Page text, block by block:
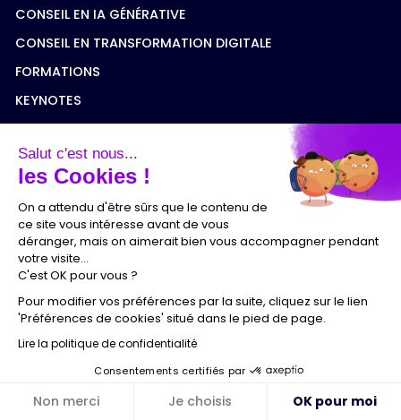
CONSEIL EN IA GÉNÉRATIVE
CONSEIL EN TRANSFORMATION DIGITALE
FORMATIONS
KEYNOTES
LEARNING EXPEDITIONS
ÉVÉNEMENTS
DEVENIR PARTENAIRE
CONTACT
CONTACT@HUBINSTITUTE.COM
MEDIA KIT
À PROPOS
BROCHURE (PDF)
NOTRE ÉQUIPE
Salut c'est nous...
les Cookies !
On a attendu d'être sûrs que le contenu de
ce site vous intéresse avant de vous
déranger, mais on aimerait bien vous accompagner pendant
votre visite...
C'est OK pour vous ?
Pour modifier vos préférences par la suite, cliquez sur le lien
'Préférences de cookies' situé dans le pied de page.
Lire la politique de confidentialité
Consentements certifiés par
Non merci Je choisis OK pour moi